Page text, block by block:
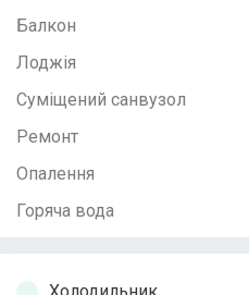
Балкон
Лоджія
Суміщений санвузол
Ремонт
Опалення
Горяча вода